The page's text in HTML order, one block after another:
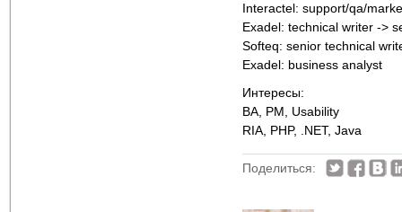
Interactel: support/qa/
Exadel: technical writer ->
Softeq: senior technical
Exadel: business analyst
Интересы:
BA, PM, Usability
RIA, PHP, .NET, Java
Поделиться: